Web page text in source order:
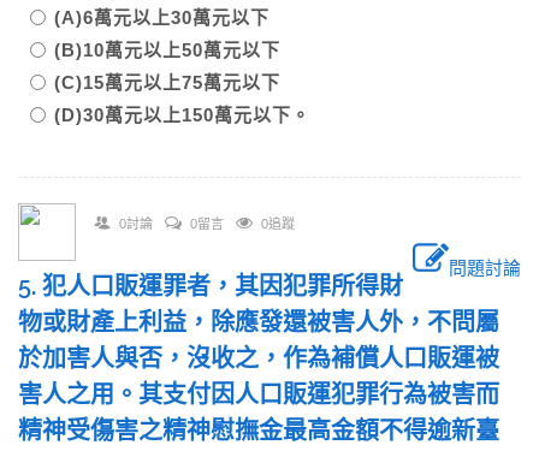
(A)6萬元以上30萬元以下
(B)10萬元以上50萬元以下
(C)15萬元以上75萬元以下
(D)30萬元以上150萬元以下。
0討論 0留言 0追蹤
問題討論
5. 犯人口販運罪者，其因犯罪所得財
物或財產上利益，除應發還被害人外，不問屬
於加害人與否，沒收之，作為補償人口販運被
害人之用。其支付因人口販運犯罪行為被害而
精神受傷害之精神慰撫金最高金額不得逾新臺